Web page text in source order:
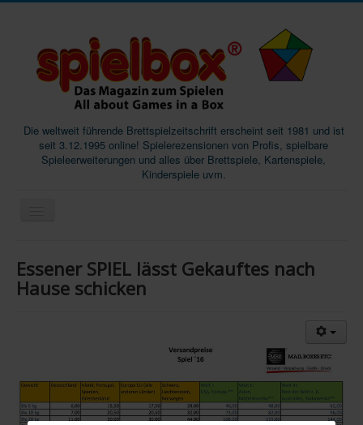
Die weltweit führende Brettspielzeitschrift erscheint seit 1981 und ist
seit 3.12.1995 online! Spielerezensionen von Profis, spielbare
Spieleerweiterungen und alles über Brettspiele, Kartenspiele,
Kinderspiele uvm.
Magazine
Infos
Shop
Essener SPIEL lässt Gekauftes nach
Hause schicken